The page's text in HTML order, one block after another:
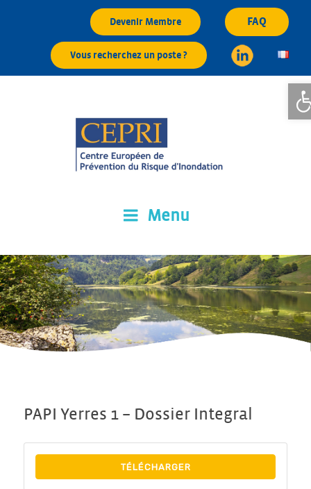
Devenir Membre FAQ
Vous recherchez un poste ?
Menu
PAPI Yerres 1 – Dossier Integral
TÉLÉCHARGER